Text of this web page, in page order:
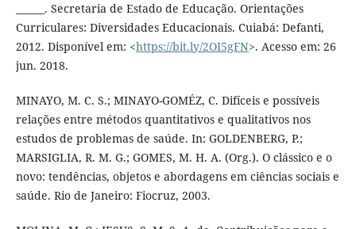
______. Secretaria de Estado de Educação. Orientações
Curriculares: Diversidades Educacionais. Cuiabá: Defanti,
2012. Disponível em: <https://bit.ly/2OI5gFN>. Acesso em: 26
jun. 2018.
MINAYO, M. C. S.; MINAYO-GOMÉZ, C. Difíceis e possíveis
relações entre métodos quantitativos e qualitativos nos
estudos de problemas de saúde. In: GOLDENBERG, P.;
MARSIGLIA, R. M. G.; GOMES, M. H. A. (Org.). O clássico e o
novo: tendências, objetos e abordagens em ciências sociais e
saúde. Rio de Janeiro: Fiocruz, 2003.